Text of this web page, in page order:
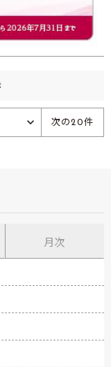
次の20件
月次